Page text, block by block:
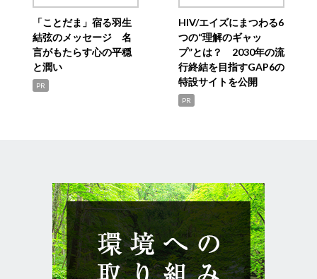
「ことだま」宿る羽生
結弦のメッセージ 名
言がもたらす心の平穏
と潤い
PR
HIV/エイズにまつわる6
つの“理解のギャッ
プ”とは？ 2030年の流
行終結を目指すGAP6の
特設サイトを公開
PR